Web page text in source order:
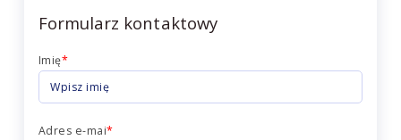
Formularz kontaktowy
Imię*
Adres e-mai*